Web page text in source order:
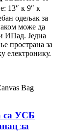
к 9″ к
одељак за
може да
ИПад. Једна
пространа за
електронику.
са УСБ
за